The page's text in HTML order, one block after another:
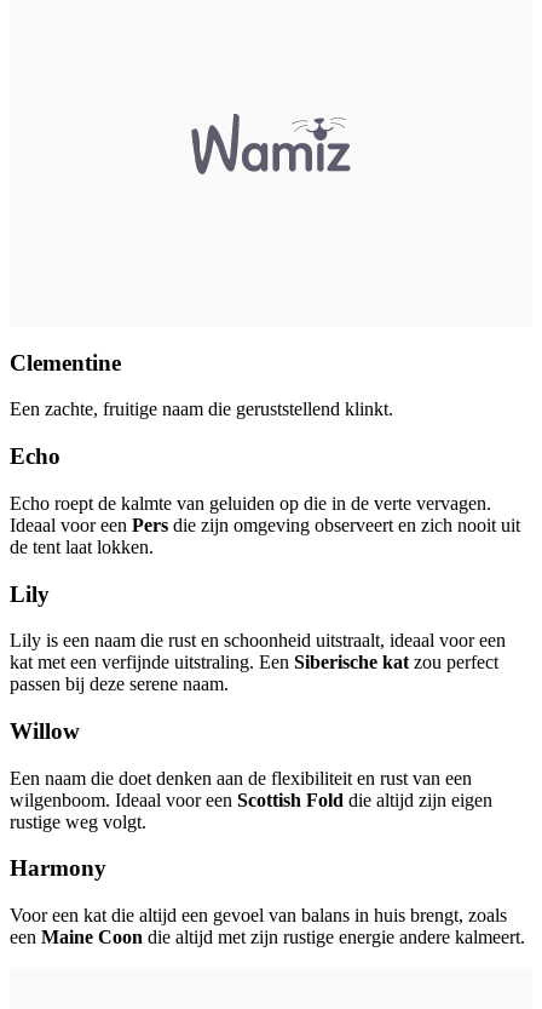
Clementine
Een zachte, fruitige naam die geruststellend klinkt.
Echo
Echo roept de kalmte van geluiden op die in de verte vervagen.
Ideaal voor een Pers die zijn omgeving observeert en zich nooit uit
de tent laat lokken.
Lily
Lily is een naam die rust en schoonheid uitstraalt, ideaal voor een
kat met een verfijnde uitstraling. Een Siberische kat zou perfect
passen bij deze serene naam.
Willow
Een naam die doet denken aan de flexibiliteit en rust van een
wilgenboom. Ideaal voor een Scottish Fold die altijd zijn eigen
rustige weg volgt.
Harmony
Voor een kat die altijd een gevoel van balans in huis brengt, zoals
een Maine Coon die altijd met zijn rustige energie andere kalmeert.